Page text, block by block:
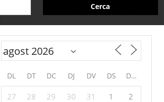
Cerca
DL DT DC DJ DV DS DG
27 28 29 30 31 1
2